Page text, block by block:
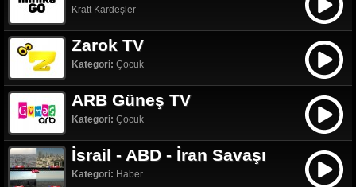
Kratt Kardeşler
Zarok TV
Kategori: Çocuk
ARB Güneş TV
Kategori: Çocuk
İsrail - ABD - İran Savaşı
Kategori: Haber